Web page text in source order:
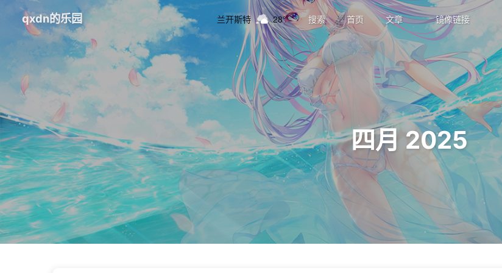
qxdn的乐园 兰开斯特 28° 搜索 首页 文章 镜像链接
四月 2025